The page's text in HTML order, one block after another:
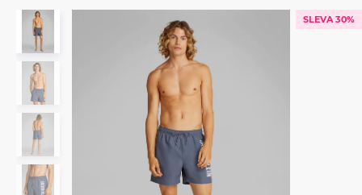
SLEVA 30%